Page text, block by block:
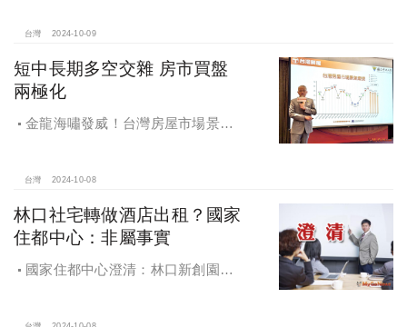
台灣 2024-10-09
短中長期多空交雜 房市買盤
兩極化
金龍海嘯發威！台灣房屋市場景氣
望全壘打
台灣 2024-10-08
林口社宅轉做酒店出租？國家
住都中心：非屬事實
國家住都中心澄清：林口新創園秉